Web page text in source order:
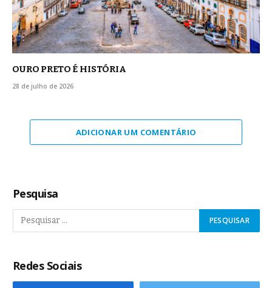
OURO PRETO É HISTÓRIA
28 de julho de 2026
ADICIONAR UM COMENTÁRIO
Pesquisa
Redes Sociais